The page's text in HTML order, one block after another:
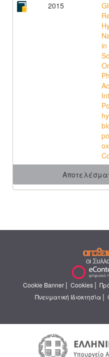
2015
in
Cookie Banner | Cookies |
Πνευματική Ιδιοκτησία |